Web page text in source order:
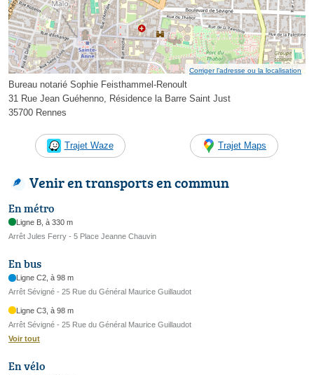
Corriger l’adresse ou la localisation
Bureau notarié Sophie Feisthammel-Renoult
31 Rue Jean Guéhenno, Résidence la Barre Saint Just
35700 Rennes
Trajet Waze Trajet Maps
Venir en transports en commun
En métro
Ligne B, à 330 m
Arrêt Jules Ferry - 5 Place Jeanne Chauvin
En bus
Ligne C2, à 98 m
Arrêt Sévigné - 25 Rue du Général Maurice Guillaudot
Ligne C3, à 98 m
Arrêt Sévigné - 25 Rue du Général Maurice Guillaudot
Voir tout
En vélo